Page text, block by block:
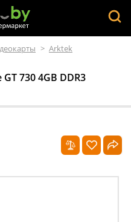
> Arktek
730 4GB DDR3